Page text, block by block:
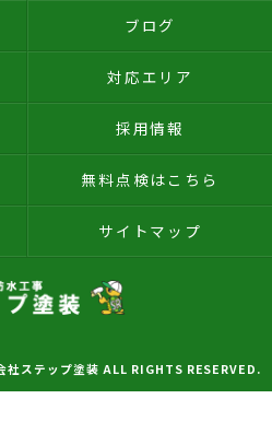
ブログ
対応エリア
採用情報
無料点検はこちら
サイトマップ
社ステップ塗装 ALL RIGHTS RESERVED.